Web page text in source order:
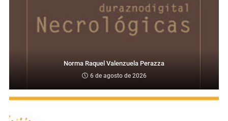
Norma Raquel Valenzuela Perazza
6 de agosto de 2026